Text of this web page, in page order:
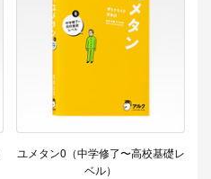
ユメタン0（中学修了〜高校基礎レ
ベル）